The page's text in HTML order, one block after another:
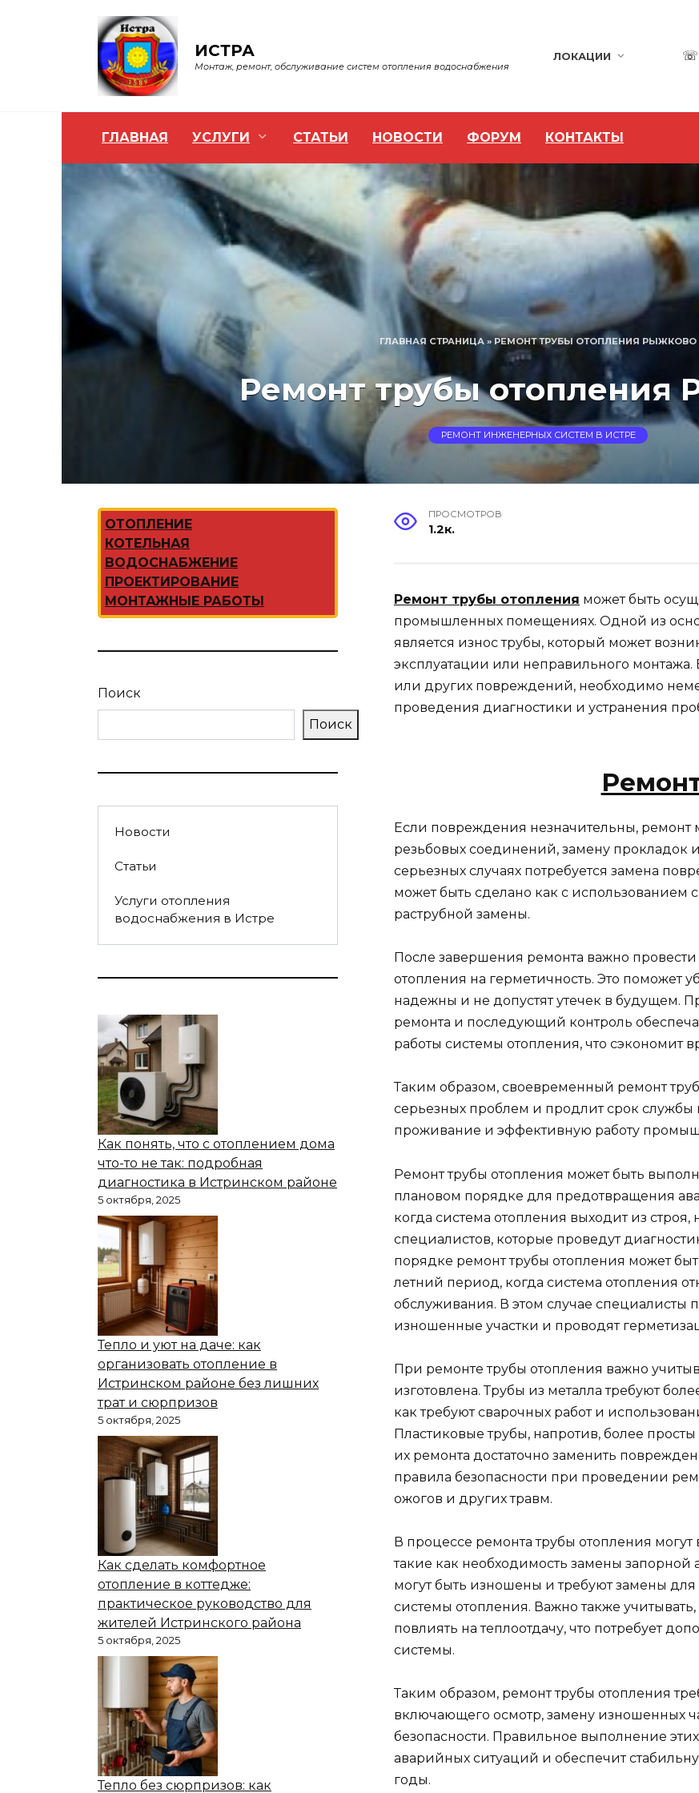
ИСТРА
Монтаж, ремонт, обслуживание систем отопления водоснабжения
ЛОКАЦИИ ☏
ГЛАВНАЯ УСЛУГИ СТАТЬИ НОВОСТИ ФОРУМ КОНТАКТЫ
ГЛАВНАЯ СТРАНИЦА » РЕМОНТ ТРУБЫ ОТОПЛЕНИЯ РЫЖКОВО
Ремонт трубы отопления
РЕМОНТ ИНЖЕНЕРНЫХ СИСТЕМ В ИСТРЕ
ПРОСМОТРОВ
1.2к.
Ремонт трубы отопления может быть
промышленных помещениях. Одной из
является износ трубы, который может
эксплуатации или неправильного
или других повреждений, необходимо
проведения диагностики и устранения
Если повреждения незначительны, ремонт
резьбовых соединений, замену прокладок
серьезных случаях потребуется замена
может быть сделано как с
раструбной замены.
После завершения ремонта важно
отопления на герметичность. Это поможет
надежны и не допустят утечек в будущем.
ремонта и последующий контроль
работы системы отопления, что сэкономит
Таким образом, своевременный ремонт
серьезных проблем и продлит срок
проживание и эффективную работу
Ремонт трубы отопления может быть
плановом порядке для предотвращения
когда система отопления выходит из
специалистов, которые проведут
порядке ремонт трубы отопления может
летний период, когда система отопления
обслуживания. В этом случае специалисты
изношенные участки и проводят
При ремонте трубы отопления важно
изготовлена. Трубы из металла требуют
как требуют сварочных работ и
Пластиковые трубы, напротив, более
их ремонта достаточно заменить
правила безопасности при проведении
ожогов и других травм.
В процессе ремонта трубы отопления
такие как необходимость замены запорной
могут быть изношены и требуют замены
системы отопления. Важно также
повлиять на теплоотдачу, что потребует
системы.
Таким образом, ремонт трубы отопления
включающего осмотр, замену изношенных
безопасности. Правильное выполнение
аварийных ситуаций и обеспечит
годы.
ОТОПЛЕНИЕ
КОТЕЛЬНАЯ
ВОДОСНАБЖЕНИЕ
ПРОЕКТИРОВАНИЕ
МОНТАЖНЫЕ РАБОТЫ
Поиск
Поиск
Новости
Статьи
Услуги отопления
водоснабжения в Истре
Как понять, что с отоплением дома
что-то не так: подробная
диагностика в Истринском районе
5 октября, 2025
Тепло и уют на даче: как
организовать отопление в
Истринском районе без лишних
трат и сюрпризов
5 октября, 2025
Как сделать комфортное
отопление в коттедже:
практическое руководство для
жителей Истринского района
5 октября, 2025
Тепло без сюрпризов: как